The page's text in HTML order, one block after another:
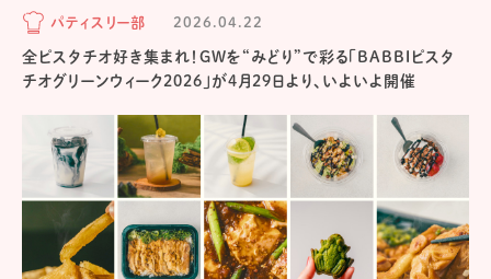
パティスリー部 2026.04.22
全ピスタチオ好き集まれ！GWを“みどり”で彩る「BABBIピスタ
チオグリーンウィーク2026」が4月29日より、いよいよ開催